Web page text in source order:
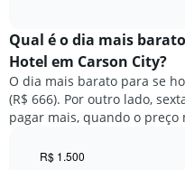
exibe
o
preço
médio
de
um
Qual é o dia mais
Hotel em Carson City?
O dia mais barato para se
(R$ 666). Por outro lado,
pagar mais, quando o preço
R$ 1.500